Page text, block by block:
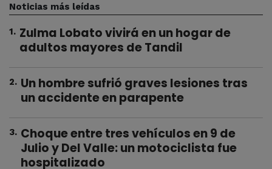
Noticias más leídas
1. Zulma Lobato vivirá en un hogar de
adultos mayores de Tandil
2. Un hombre sufrió graves lesiones tras
un accidente en parapente
3. Choque entre tres vehículos en 9 de
Julio y Del Valle: un motociclista fue
hospitalizado